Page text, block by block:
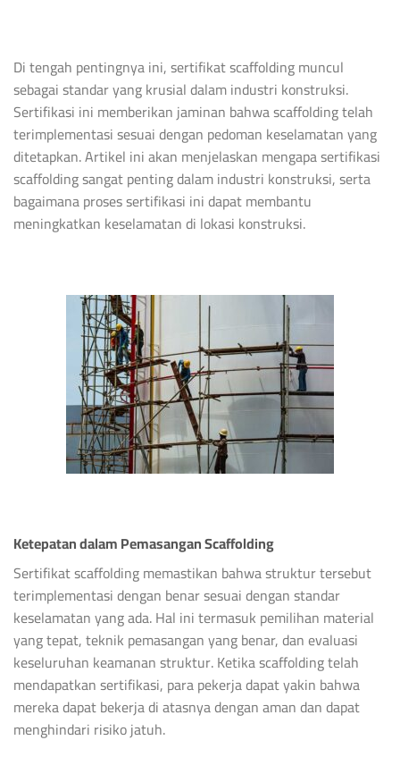
Di tengah pentingnya ini, sertifikat scaffolding muncul
sebagai standar yang krusial dalam industri konstruksi.
Sertifikasi ini memberikan jaminan bahwa scaffolding telah
terimplementasi sesuai dengan pedoman keselamatan yang
ditetapkan. Artikel ini akan menjelaskan mengapa sertifikasi
scaffolding sangat penting dalam industri konstruksi, serta
bagaimana proses sertifikasi ini dapat membantu
meningkatkan keselamatan di lokasi konstruksi.
Ketepatan dalam Pemasangan Scaffolding
Sertifikat scaffolding memastikan bahwa struktur tersebut
terimplementasi dengan benar sesuai dengan standar
keselamatan yang ada. Hal ini termasuk pemilihan material
yang tepat, teknik pemasangan yang benar, dan evaluasi
keseluruhan keamanan struktur. Ketika scaffolding telah
mendapatkan sertifikasi, para pekerja dapat yakin bahwa
mereka dapat bekerja di atasnya dengan aman dan dapat
menghindari risiko jatuh.